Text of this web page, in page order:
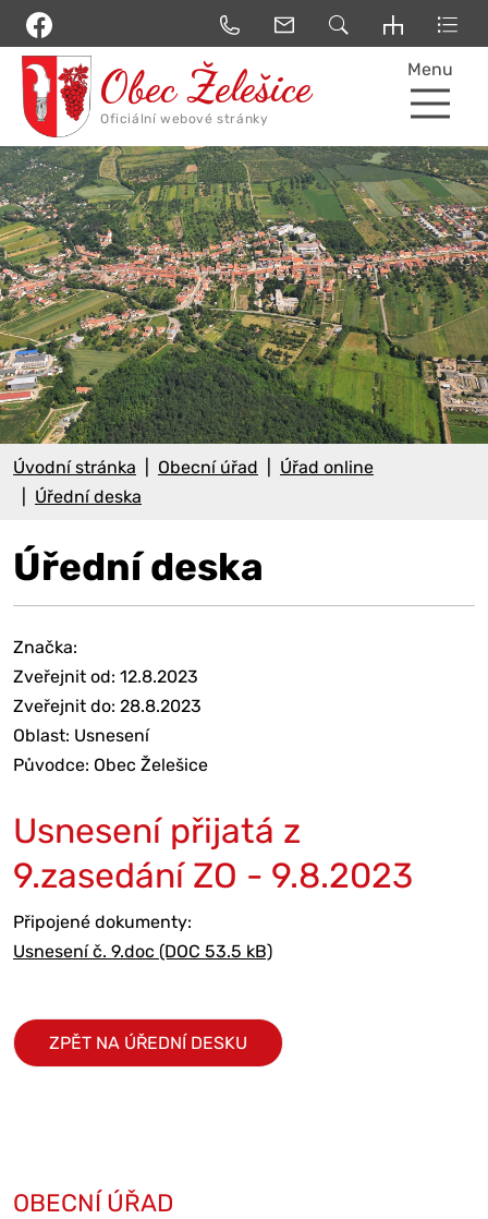
Menu
Úvodní stránka Obecní úřad
Úřad online
Úřední deska
Úřední deska
Značka:
Zveřejnit od: 12.8.2023
Zveřejnit do: 28.8.2023
Oblast: Usnesení
Původce: Obec Želešice
Usnesení přijatá z
9.zasedání ZO - 9.8.2023
Připojené dokumenty:
Usnesení č. 9.doc (DOC 53.5 kB)
ZPĚT NA ÚŘEDNÍ DESKU
OBECNÍ ÚŘAD